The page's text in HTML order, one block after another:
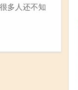
多人还不知